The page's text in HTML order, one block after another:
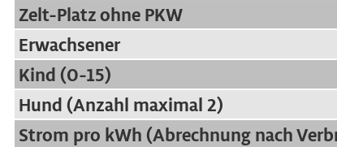
Zelt-Platz ohne PKW
Erwachsener
Kind (0-15)
Hund (Anzahl maximal 2)
Strom pro kWh (Abrechnung nach